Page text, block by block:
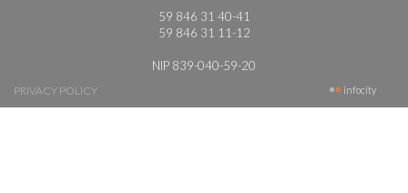
59 846 31 40-41
59 846 31 11-12
NIP 839-040-59-20
PRIVACY POLICY infocity